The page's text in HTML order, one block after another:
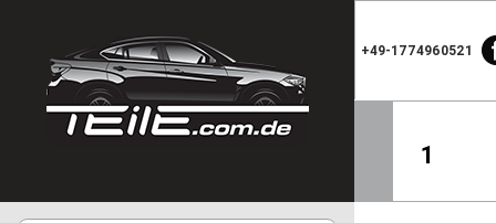
+49-1774960521
1